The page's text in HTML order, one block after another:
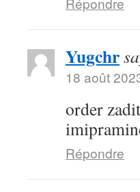
Yugchr
18 août
order
Répondre